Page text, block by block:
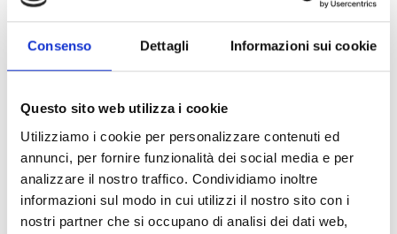
Consenso Dettagli Informazioni sui cookie
Questo sito web utilizza i cookie
Utilizziamo i cookie per personalizzare contenuti ed
annunci, per fornire funzionalità dei social media e per
analizzare il nostro traffico. Condividiamo inoltre
informazioni sul modo in cui utilizzi il nostro sito con i
nostri partner che si occupano di analisi dei dati web,
iluminación LED de alta luminosidad. Versátil y
ofreciendo la máxima flexibilidad en cualquier
transparente, el dispositivo combina robustez y
elegancia, mientras que la lente difusora garantiza
una distribución uniforme de la luz. La inscripción
«FIRE» en rojo mejora su identificación visual en
situaciones de emergencia. Funciona con